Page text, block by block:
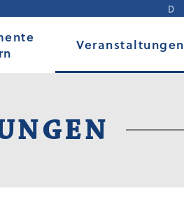
D
Veranstaltungen